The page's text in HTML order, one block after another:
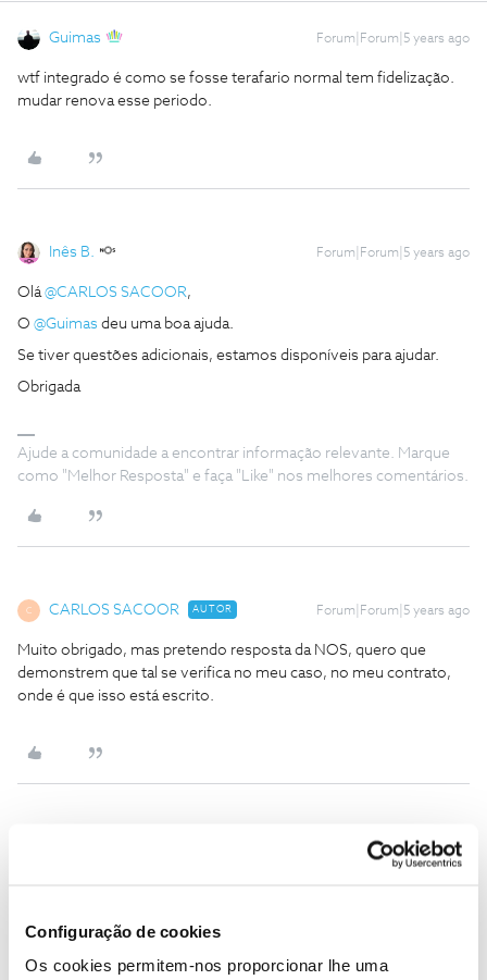
Configuração de cookies
Os cookies permitem-nos proporcionar lhe uma
Guimas Forum|Forum|5 years ago
wtf integrado é como se fosse terafario normal tem fidelização.
mudar renova esse periodo.
Inês B. Forum|Forum|5 years ago
Olá@CARLOS SACOOR,
O @Guimas deu uma boa ajuda.
Se tiver questões adicionais, estamos disponíveis para ajudar.
Obrigada
Ajude a comunidade a encontrar informação relevante. Marque
como "Melhor Resposta" e faça "Like" nos melhores comentários.
C CARLOS SACOOR AUTOR Forum|Forum|5 years ago
Muito obrigado, mas pretendo resposta da NOS, quero que
demonstrem que tal se verifica no meu caso, no meu contrato,
onde é que isso está escrito.
Forum|Forum|5 years ago
mensagem privada com o seu número de cliente, através do
perfil@Fórum